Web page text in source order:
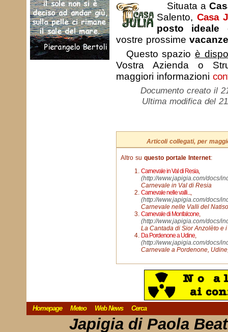
Situata a
Salento,Casa
posto ideale
vostre prossime vacanze
Questo spazio è
Vostra Azienda o
maggiori informazioni
Documento creato il
Ultima modifica del
Articoli collegati, per
Altro su questo portale Internet:
Carnevale in Val di Resia,
(http://www.japigia.com/docs/
Carnevale in Val di Resia
Carnevale nelle valli...,
(http://www.japigia.com/docs/
Carnevale nelle Valli del
Carnevale di Monfalcone,
(http://www.japigia.com/docs/
La Cantada di Sior Anzolèto e
Da Pordenone a Udine,
(http://www.japigia.com/docs/
Carnevale a Pordenone,
Homepage Meteo Web News Cerca
Japigia di Paola